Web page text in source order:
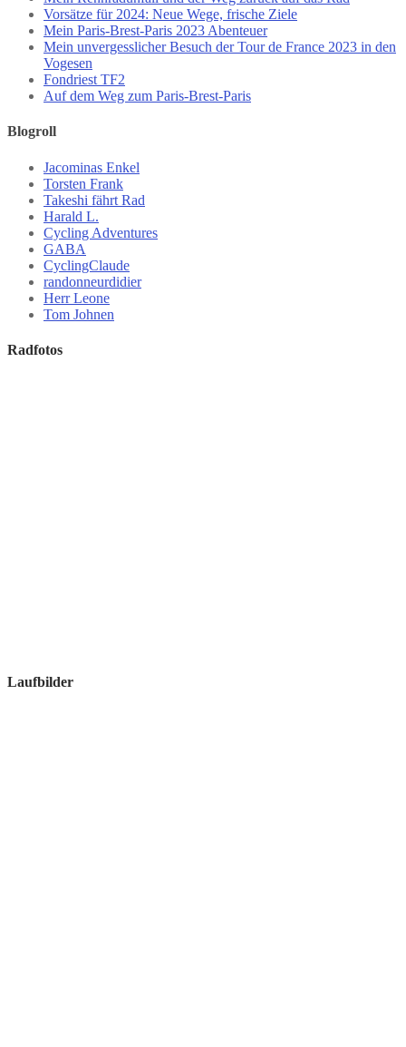
Vorsätze für 2024: Neue Wege, frische Ziele
Mein Paris-Brest-Paris 2023 Abenteuer
Mein unvergesslicher Besuch der Tour de France 2023 in den
Vogesen
Fondriest TF2
Auf dem Weg zum Paris-Brest-Paris
Blogroll
Jacominas Enkel
Torsten Frank
Takeshi fährt Rad
Harald L.
Cycling Adventures
GABA
CyclingClaude
randonneurdidier
Herr Leone
Tom Johnen
Radfotos
Laufbilder